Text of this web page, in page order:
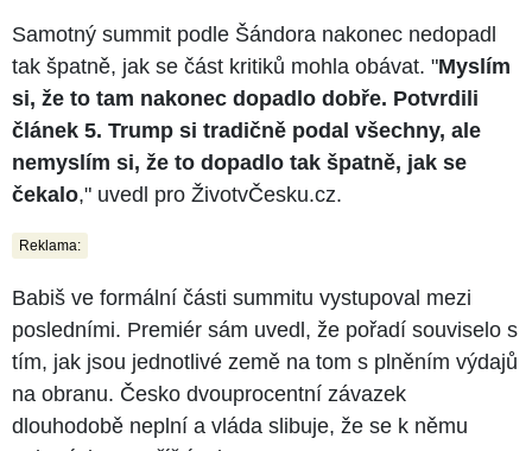
Samotný summit podle Šándora nakonec nedopadl
tak špatně, jak se část kritiků mohla obávat. "Myslím
si, že to tam nakonec dopadlo dobře. Potvrdili
článek 5. Trump si tradičně podal všechny, ale
nemyslím si, že to dopadlo tak špatně, jak se
čekalo," uvedl pro ŽivotvČesku.cz.
Reklama:
Babiš ve formální části summitu vystupoval mezi
posledními. Premiér sám uvedl, že pořadí souviselo s
tím, jak jsou jednotlivé země na tom s plněním výdajů
na obranu. Česko dvouprocentní závazek
dlouhodobě neplní a vláda slibuje, že se k němu